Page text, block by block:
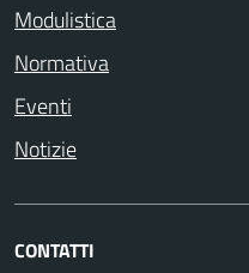
Modulistica
Normativa
Eventi
Notizie
CONTATTI